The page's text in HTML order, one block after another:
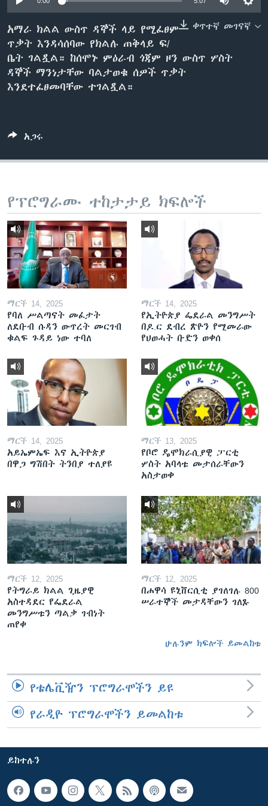
ቋንቋዎች
ቀጥተኛ መገናኛ
አማራ ክልል ውስጥ ዳኞች ላይ የሚፈፀም
ጥቃት እንዳሳሰባው የክልሉ ጠቅላይ ፍ/
ቤት ገልጿል። ከሰሞኑ ምዕራብ ጎጃም ዞን ውስጥ ሦስት
ዳኞች ማንነታቸው ባልታወቁ ሰዎች ጥቃት
እንደተፈፀመባቸው ተገልጿል።
አጋሩ
የፕሮግራሙ ተከታታይ ክፍሎች
ማርች 14, 2025
የባለ ሥልጣናት መፈታት
ለደቡብ ሱዳን ውጥረት መርገብ
ቁልፍ ጉዳይ ነው ተባለ
ማርች 14, 2025
የኢትዮጵያ ፌደራል መንግሥት
በዶ.ር ደብረ ጽዮን የሚመራው
የህወሓት ቡድን ወቀሰ
ማርች 14, 2025
አይኤምኤፍ እና ኢትዮጵያ
በዋጋ ግሽበት ትንበያ ተለያዩ
ማርች 13, 2025
የቦሮ ዴሞክራሲያዊ ፓርቲ
ሦስት አባላቱ መታሰራቸውን
አስታወቀ
ማርች 12, 2025
የትግራይ ክልል ጊዜያዊ
አስተዳደር የፌደራል
መንግሥቱን ጣልቃ ገብነት
ጠየቀ
ማርች 12, 2025
በሐዋሳ ዩኒቨርሲቲ ያገለገሉ 800
ሠራተኞች መታዳቸውን ገለጹ
ሁሉንም ክፍሎች ይመልከቱ
የቴሌቪዥን ፕሮግራሞችን ይዩ
የራዲዮ ፕሮግራሞችን ይመልከቱ
ይከተሉን